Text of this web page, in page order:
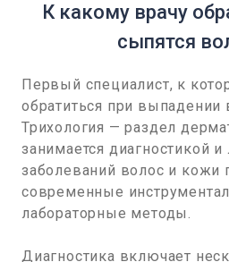
К какому врачу
сыпятся
Первый специалист, к
обратиться при выпадении
Трихология — раздел
занимается диагностикой
заболеваний волос и кожи
современные
лабораторные методы.
Диагностика включает